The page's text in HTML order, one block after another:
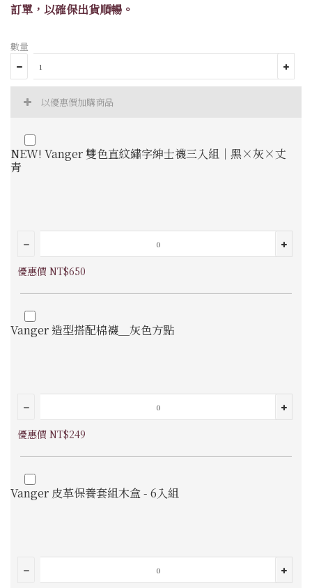
訂單，以確保出貨順暢。
數量
以優惠價加購商品
NEW! Vanger 雙色直紋繡字紳士襪三入組｜黑×灰×丈
青
優惠價 NT$650
Vanger 造型搭配棉襪＿灰色方點
優惠價 NT$249
Vanger 皮革保養套組木盒 - 6入組